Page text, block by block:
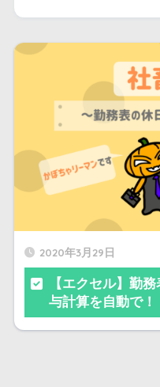
2020年3月29日
【エクセル】勤
与計算を自動で！